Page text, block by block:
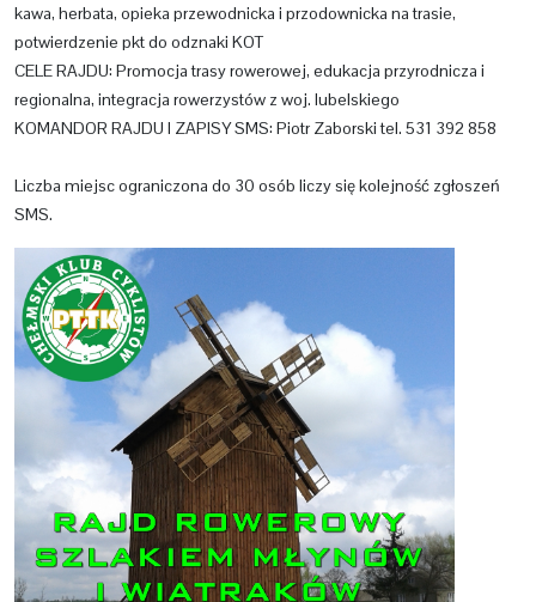
kawa, herbata, opieka przewodnicka i przodownicka na trasie,
potwierdzenie pkt do odznaki KOT
CELE RAJDU: Promocja trasy rowerowej, edukacja przyrodnicza i
regionalna, integracja rowerzystów z woj. lubelskiego
KOMANDOR RAJDU I ZAPISY SMS: Piotr Zaborski tel. 531 392 858
Liczba miejsc ograniczona do 30 osób liczy się kolejność zgłoszeń
SMS.